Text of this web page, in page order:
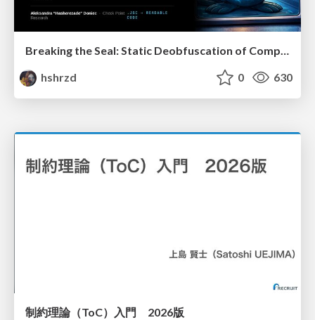
hshrzd
0 630
制約理論（ToC）入門 2026版